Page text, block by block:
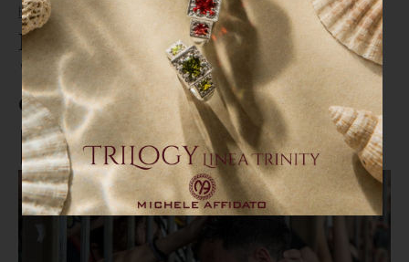
Home CRONACA
Iemmello rialza il Catanzaro:
"Nessuna sconfitta cancella
quello che siamo"